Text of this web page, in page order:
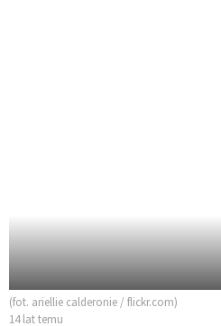
(fot. ariellie calderonie / flickr.com)
14 lat temu